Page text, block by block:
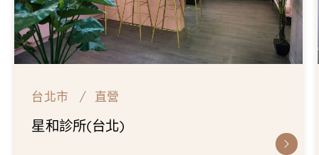
台北市 直營
星和診所(台北)